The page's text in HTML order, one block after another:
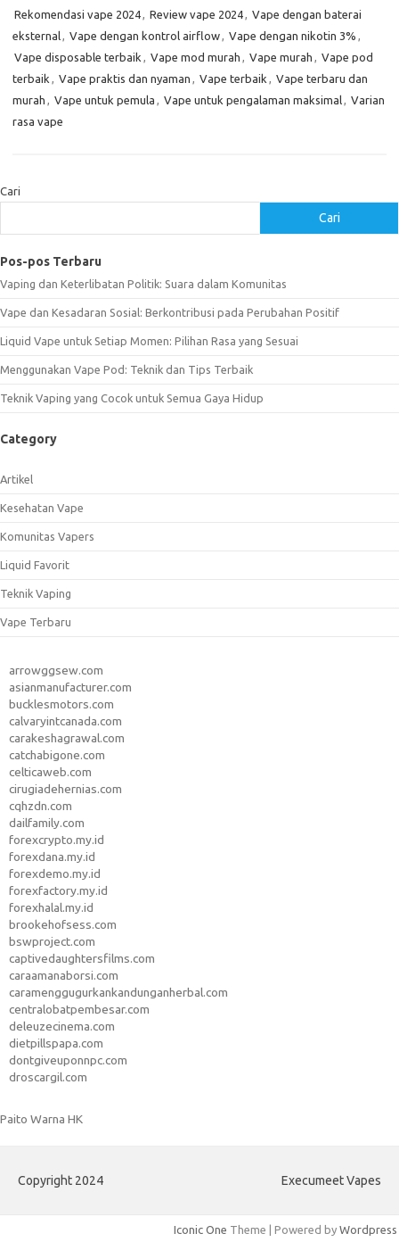
Rekomendasi vape 2024, Review vape 2024, Vape dengan baterai
eksternal, Vape dengan kontrol airflow, Vape dengan nikotin 3% ,
Vape disposable terbaik , Vape mod murah , Vape murah , Vape pod
terbaik , Vape praktis dan nyaman , Vape terbaik , Vape terbaru dan
murah , Vape untuk pemula , Vape untuk pengalaman maksimal, Varian
rasa vape
Cari
Cari
Pos-pos Terbaru
Vaping dan Keterlibatan Politik: Suara dalam Komunitas
Vape dan Kesadaran Sosial: Berkontribusi pada Perubahan Positif
Liquid Vape untuk Setiap Momen: Pilihan Rasa yang Sesuai
Menggunakan Vape Pod: Teknik dan Tips Terbaik
Teknik Vaping yang Cocok untuk Semua Gaya Hidup
Category
Artikel
Kesehatan Vape
Komunitas Vapers
Liquid Favorit
Teknik Vaping
Vape Terbaru
arrowggsew.com
asianmanufacturer.com
bucklesmotors.com
calvaryintcanada.com
carakeshagrawal.com
catchabigone.com
celticaweb.com
cirugiadehernias.com
cqhzdn.com
dailfamily.com
forexcrypto.my.id
forexdana.my.id
forexdemo.my.id
forexfactory.my.id
forexhalal.my.id
brookehofsess.com
bswproject.com
captivedaughtersfilms.com
caraamanaborsi.com
caramenggugurkankandunganherbal.com
centralobatpembesar.com
deleuzecinema.com
dietpillspapa.com
dontgiveuponnpc.com
droscargil.com
Paito Warna HK
Copyright 2024 Execumeet Vapes
Iconic One Theme | Powered by Wordpress